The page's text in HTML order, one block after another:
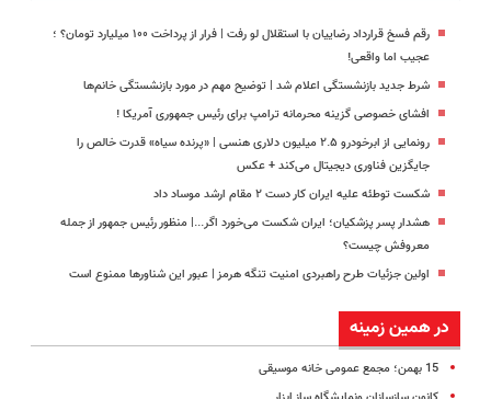
رقم فسخ قرارداد رضاییان با استقلال لو رفت | فرار از پرداخت ۱۰۰ میلیارد تومان؟ ؛
عجیب اما واقعی!
شرط جدید بازنشستگی اعلام شد | توضیح مهم در مورد بازنشستگی خانم‌ها
افشای خصوصی گزینه محرمانه ترامپ برای رئیس جمهوری آمریکا !
رونمایی از ابرخودرو ۲.۵ میلیون دلاری هنسی | «پرنده سیاه» قدرت خالص را
جایگزین فناوری دیجیتال می‌کند + عکس
شکست توطئه علیه ایران کار دست ۲ مقام ارشد موساد داد
هشدار پسر پزشکیان؛ ایران شکست می‌خورد اگر...| منظور رئیس جمهور از جمله
معروفش چیست؟
اولین جزئیات طرح راهبردی امنیت تنگه هرمز | عبور این شناورها ممنوع است
در همین زمینه
15 بهمن؛ مجمع عمومی خانه موسیقی